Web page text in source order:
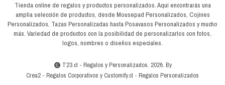
Tienda online de regalos y productos personalizados. Aquí encontrarás una
amplia selección de productos, desde Mousepad Personalizados, Cojines
Personalizados, Tazas Personalizadas hasta Posavasos Personalizados y mucho
más. Variedad de productos con la posibilidad de personalizarlos con fotos,
logos, nombres o diseños especiales.
T23.cl - Regalos y Personalizados. 2026. By
Crea2 - Regalos Corporativos y Customify.cl - Regalos Personalizados